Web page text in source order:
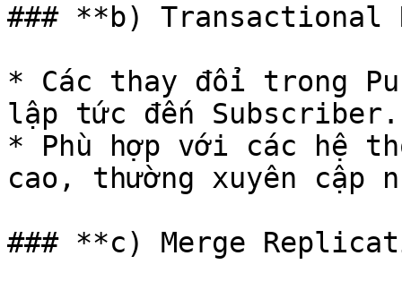
### **b) Transactional
* Các thay đổi trong
lập tức đến Subscriber.
* Phù hợp với các hệ
cao, thường xuyên cập
### **c) Merge